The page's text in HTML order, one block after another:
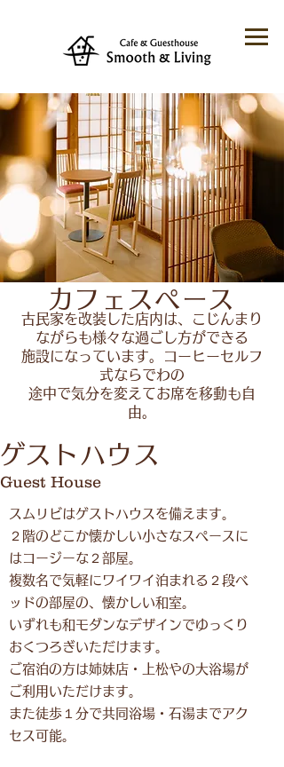
​カフェスペース
古民家を改装した店内は、こじんまり
ながらも様々な過ごし方ができる
施設になっています。コーヒーセルフ
式ならでわの
​途中で気分を変えてお席を移動も自
由。
​ゲストハウス
Guest House
スムリビはゲストハウスを備えます。
​２階のどこか懐かしい小さなスペースに
はコージーな２部屋。
複数名で気軽にワイワイ泊まれる２段ベ
ッドの部屋の、懐かしい和室。
​いずれも和モダンなデザインでゆっくり
おくつろぎいただけます。
ご宿泊の方は姉妹店・上松やの大浴場が
ご利用いただけます。
​また徒歩１分で共同浴場・石湯までアク
セス可能。